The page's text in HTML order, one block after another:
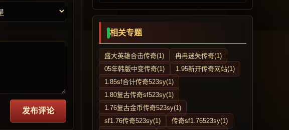
发布评论
相关专题
盛大英雄合击传奇(1)
冉冉迷失传奇(1)
05年韩版中变传奇(1)
1.95新开传奇网站(1)
1.85sf合计传奇523sy(1)
1.80复古传奇sf523sy(1)
1.76复古金币传奇523sy(1)
sf1.76传奇523sy(1)
传奇sf1.76523sy(1)